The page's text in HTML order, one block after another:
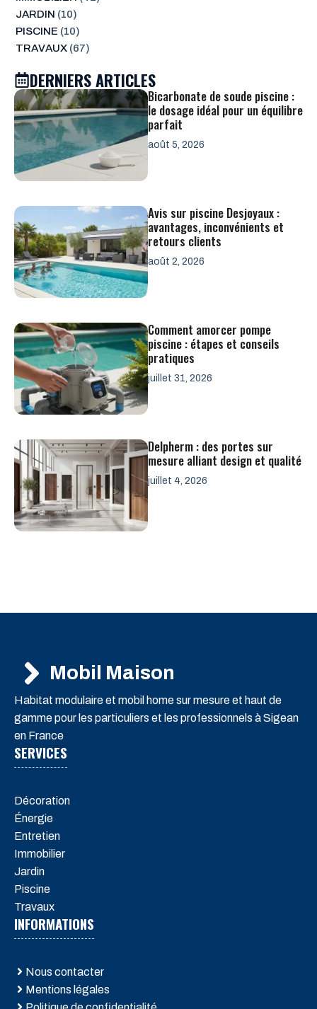
JARDIN (10)
PISCINE (10)
TRAVAUX(67)
DERNIERS ARTICLES
Bicarbonate de soude piscine :
le dosage idéal pour un équilibre
parfait
août 5, 2026
Avis sur piscine Desjoyaux :
avantages, inconvénients et
retours clients
août 2, 2026
Comment amorcer pompe
piscine : étapes et conseils
pratiques
juillet 31, 2026
Delpherm : des portes sur
mesure alliant design et qualité
juillet 4, 2026
Mobil Maison
Habitat modulaire et mobil home sur mesure et haut de
gamme pour les particuliers et les professionnels à Sigean
en France
SERVICES
Décoration
Énergie
Entretien
Immobilier
Jardin
Piscine
Travaux
INFORMATIONS
Nous contacter
Mentions légales